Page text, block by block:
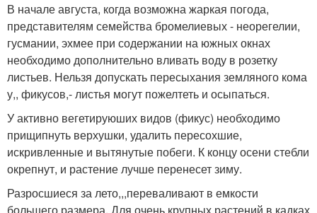
В начале августа, когда возможна жаркая погода,
представителям семейства бромелиевых - неорегелии,
гусмании, эхмее при содержании на южных окнах
необходимо дополнительно вливать воду в розетку
листьев. Нельзя допускать пересыхания земляного кома
у,, фикусов,- листья могут пожелтеть и осыпаться.
У активно вегетируюших видов (фикус) необходимо
прищипнуть верхушки, удалить пересохшие,
искривленные и вытянутые побеги. К концу осени стебли
окрепнут, и растение лучше перенесет зиму.
Разросшиеся за лето,,,переваливают в емкости